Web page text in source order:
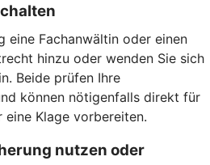
eine Fachanwältin oder einen
hinzu oder wenden Sie sich
Beide prüfen Ihre
können nötigenfalls direkt für
eine Klage vorbereiten.
nutzen oder